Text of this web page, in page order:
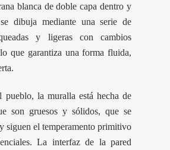
blanca de doble capa dentro y
dibuja mediante una serie de
y ligeras con cambios
que garantiza una forma fluida,
pueblo, la muralla está hecha de
son gruesos y sólidos, que se
siguen el temperamento primitivo
La interfaz de la pared